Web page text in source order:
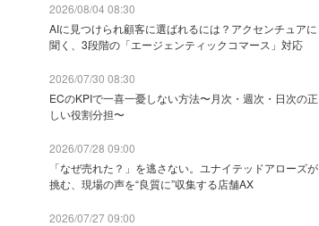
2026/08/04 08:30
AIに見つけられ顧客に選ばれるには？アクセンチュアに
聞く、3段階の「エージェンティックコマース」対応
2026/07/30 08:30
ECのKPIで一喜一憂しない方法〜月次・週次・日次の正
しい役割分担〜
2026/07/28 09:00
「なぜ売れた？」を逃さない。ユナイテッドアローズが
挑む、現場の声を“良質に”収集する店舗AX
2026/07/27 09:00